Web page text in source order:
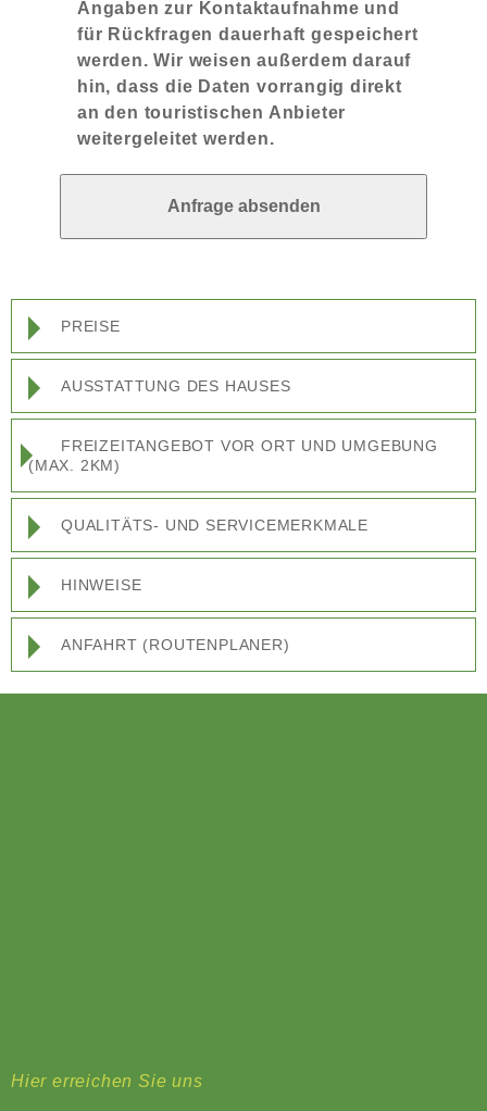
Angaben zur Kontaktaufnahme und
für Rückfragen dauerhaft gespeichert
werden. Wir weisen außerdem darauf
hin, dass die Daten vorrangig direkt
an den touristischen Anbieter
weitergeleitet werden.
PREISE
AUSSTATTUNG DES HAUSES
FREIZEITANGEBOT VOR ORT UND UMGEBUNG
(MAX. 2KM)
QUALITÄTS- UND SERVICEMERKMALE
HINWEISE
ANFAHRT (ROUTENPLANER)
Hier erreichen Sie uns